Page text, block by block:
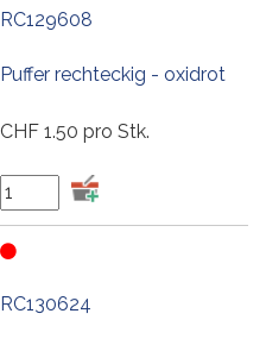
RC129608
Puffer rechteckig - oxidrot
CHF 1.50 pro Stk.
RC130624